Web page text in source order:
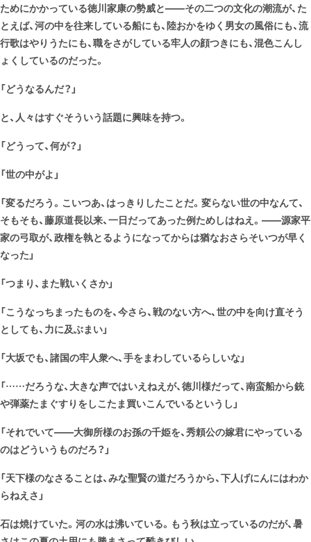
ためにかかっている徳川家康の勢威と――その二つの文化の潮流が、た
とえば、河の中を往来している船にも、陸おかをゆく男女の風俗にも、流
行歌はやりうたにも、職をさがしている牢人の顔つきにも、混色こんし
ょくしているのだった。
「どうなるんだ？」
と、人々はすぐそういう話題に興味を持つ。
「どうって、何が？」
「世の中がよ」
「変るだろう。こいつあ、はっきりしたことだ。変らない世の中なんて、
そもそも、藤原道長以来、一日だってあった例ためしはねえ。――源家平
家の弓取が、政権を執とるようになってからは猶なおさらそいつが早く
なった」
「つまり、また戦いくさか」
「こうなっちまったものを、今さら、戦のない方へ、世の中を向け直そう
としても、力に及ぶまい」
「大坂でも、諸国の牢人衆へ、手をまわしているらしいな」
「……だろうな、大きな声ではいえねえが、徳川様だって、南蛮船から銃
や弾薬たまぐすりをしこたま買いこんでいるというし」
「それでいて――大御所様のお孫の千姫を、秀頼公の嫁君にやっている
のはどういうものだろ？」
「天下様のなさることは、みな聖賢の道だろうから、下人げにんにはわか
らねえさ」
石は焼けていた。河の水は沸いている。もう秋は立っているのだが、暑